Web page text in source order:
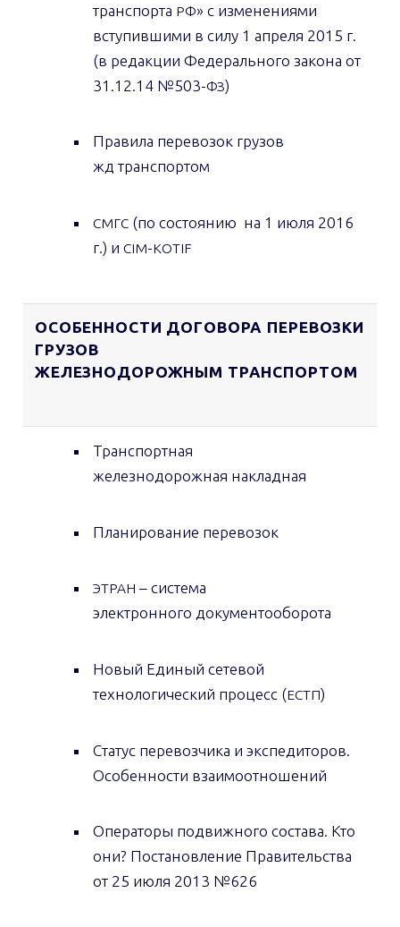
транспорта РФ» с изменениями
вступившими в силу 1 апреля 2015 г.
(в редакции Федерального закона от
31.12.14 №503-ФЗ)
Правила перевозок грузов
жд транспортом
СМГС(по состоянию на 1 июля 2016
г.) и CIM-KOTIF
ОСОБЕННОСТИ ДОГОВОРА ПЕРЕВОЗКИ
ГРУЗОВ
ЖЕЛЕЗНОДОРОЖНЫМ ТРАНСПОРТОМ
Транспортная
железнодорожная накладная
Планирование перевозок
ЭТРАН – система
электронного документооборота
Новый Единый сетевой
технологический процесс (ЕСТП)
Статус перевозчика и экспедиторов.
Особенности взаимоотношений
Операторы подвижного состава. Кто
они? Постановление Правительства
от 25 июля 2013 №626